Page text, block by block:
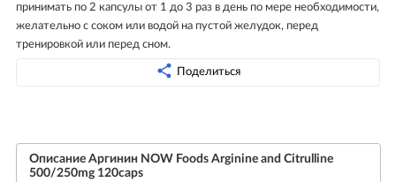
принимать по 2 капсулы от 1 до 3 раз в день по мере необходимости,
желательно с соком или водой на пустой желудок, перед
тренировкой или перед сном.
Поделиться
Описание Аргинин NOW Foods Arginine and Citrulline
500/250mg 120caps